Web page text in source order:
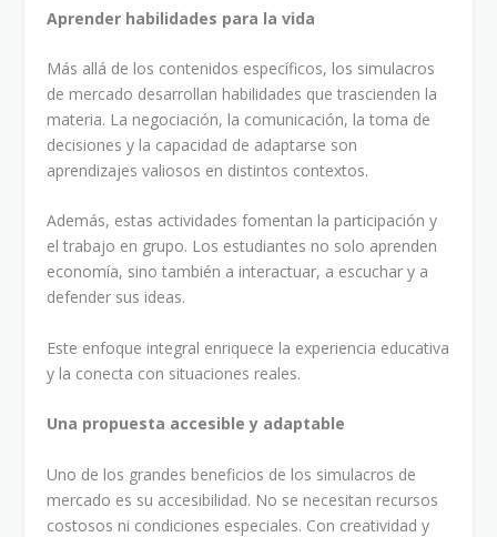
Aprender habilidades para la vida
Más allá de los contenidos específicos, los simulacros
de mercado desarrollan habilidades que trascienden la
materia. La negociación, la comunicación, la toma de
decisiones y la capacidad de adaptarse son
aprendizajes valiosos en distintos contextos.
Además, estas actividades fomentan la participación y
el trabajo en grupo. Los estudiantes no solo aprenden
economía, sino también a interactuar, a escuchar y a
defender sus ideas.
Este enfoque integral enriquece la experiencia educativa
y la conecta con situaciones reales.
Una propuesta accesible y adaptable
Uno de los grandes beneficios de los simulacros de
mercado es su accesibilidad. No se necesitan recursos
costosos ni condiciones especiales. Con creatividad y